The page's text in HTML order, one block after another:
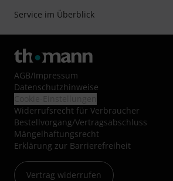
Service im Überblick
AGB/Impressum
Datenschutzhinweise
Widerrufsrecht für Verbraucher
Bestellvorgang/Vertragsabschluss
Mängelhaftungsrecht
Erklärung zur Barrierefreiheit
Vertrag widerrufen